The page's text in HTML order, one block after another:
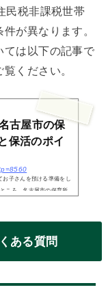
民税非課税世帯
が異なります。
ては以下の記事で
ください。
古屋市の保
保活のポイ
お子さんを預ける準備をし
ころ、名古屋市の保育所
ある質問